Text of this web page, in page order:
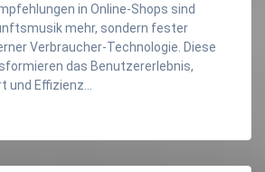
in Online-Shops sind
mehr, sondern fester
Verbraucher-Technologie. Diese
das Benutzererlebnis,
und Effizienz…